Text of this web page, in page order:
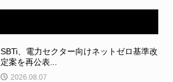
SBTi、電力セクター向けネットゼロ基準改
定案を再公表...
2026.08.07